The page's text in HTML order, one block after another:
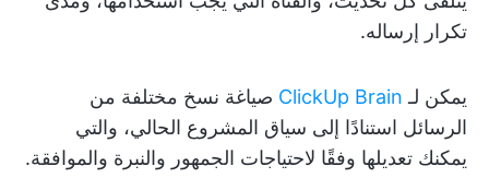
تكرار إرساله.
يمكن لـ ClickUp Brain صياغة نسخ مختلفة من
الرسائل استنادًا إلى سياق المشروع الحالي، والتي
يمكنك تعديلها وفقًا لاحتياجات الجمهور والنبرة والموافقة.